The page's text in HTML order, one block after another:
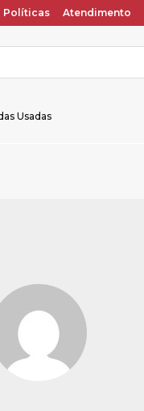
Políticas Atendimento
Usadas